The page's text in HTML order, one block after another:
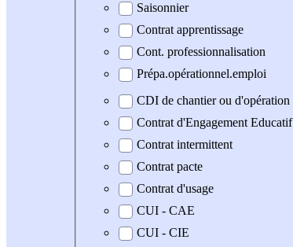
Saisonnier
Contrat apprentissage
Cont. professionnalisation
Prépa.opérationnel.emploi
CDI de chantier ou d'opération
Contrat d'Engagement Educatif
Contrat intermittent
Contrat pacte
Contrat d'usage
CUI - CAE
CUI - CIE